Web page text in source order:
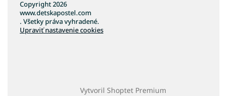
Vytvoril Shoptet Premium
Copyright 2026
www.detskapostel.com
. Všetky práva vyhradené.
Upraviť nastavenie cookies